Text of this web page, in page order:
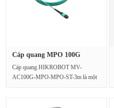
Cáp quang MPO 100G
Cáp quang HIKROBOT MV-
AC100G-MPO-MPO-ST-3m là một